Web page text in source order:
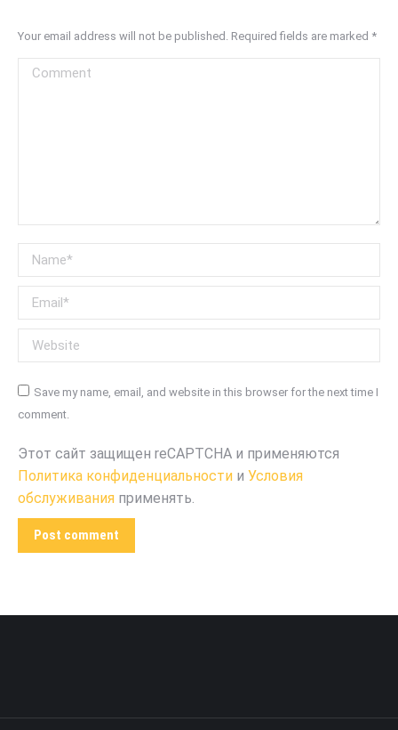
Your email address will not be published. Required fields are marked *
Comment
Name *
Email *
Website
Save my name, email, and website in this browser for the next time I
comment.
Этот сайт защищен reCAPTCHA и применяются
Политика конфиденциальности и Условия
обслуживания применять.
Post comment